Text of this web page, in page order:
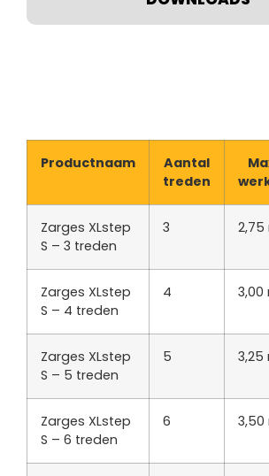
Productnaam
Aantal
treden
Zarges XLstep
S – 3 treden
3 2,75
Zarges XLstep
S – 4 treden
4 3,00
Zarges XLstep
S – 5 treden
5 3,25
Zarges XLstep
S – 6 treden
6 3,50